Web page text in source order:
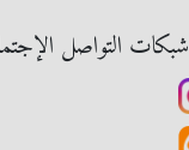
شبكات التواصل